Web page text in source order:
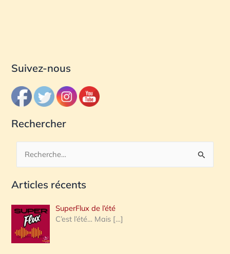
Suivez-nous
Rechercher
c
e
r
c
Articles récents
SuperFlux de l’été
C’est l’été… Mais […]